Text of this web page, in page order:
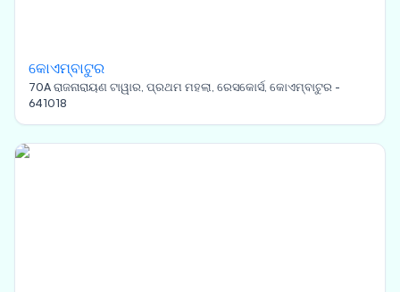
କୋଏମ୍ବାଟୁର
70A ରାଜନାରାୟଣ ଟାୱାର, ପ୍ରଥମ ମହଲା, ରେସକୋର୍ସ, କୋଏମ୍ବାଟୁର -
641018